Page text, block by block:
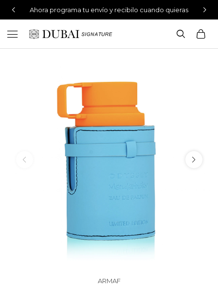
Ahora programa tu envío y recibilo cuando quieras
Perfumes 100% originales
Envíos gratis en compras mayores a $4.499

ARMAF